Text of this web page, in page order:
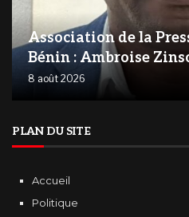
Association de la
Bénin : Ambroise
8 août 2026
PLAN DU SITE
Accueil
Politique